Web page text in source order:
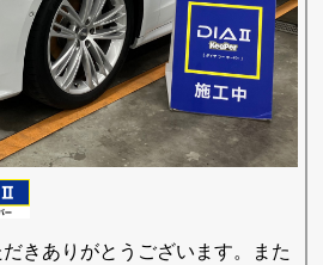
きありがとうございます。また